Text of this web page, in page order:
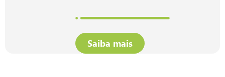
Saiba mais